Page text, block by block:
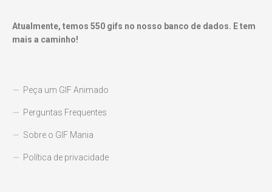
Atualmente, temos 550 gifs no nosso banco de dados. E tem
mais a caminho!
Peça um GIF Animado
Perguntas Frequentes
Sobre o GIF Mania
Política de privacidade